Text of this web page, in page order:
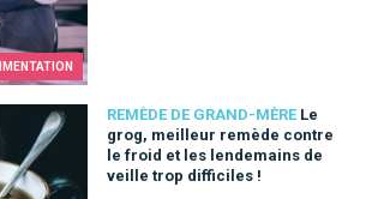
REMÈDE DE GRAND-MÈRE Le
grog, meilleur remède contre
le froid et les lendemains de
veille trop difficiles !
contre le froid et les lendemains